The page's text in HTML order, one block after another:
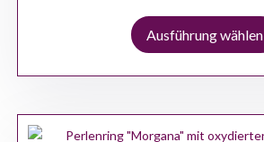
Ausführung wählen